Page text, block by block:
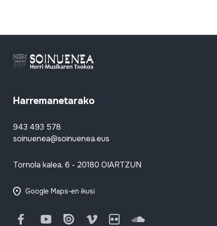
Harremanetarako
943 493 578
soinuenea@soinuenea.eus
Tornola kalea, 6 - 20180 OIARTZUN
Google Maps-en ikusi
FacebookYoutube Issuu Vimeo Flickr SoundCloud